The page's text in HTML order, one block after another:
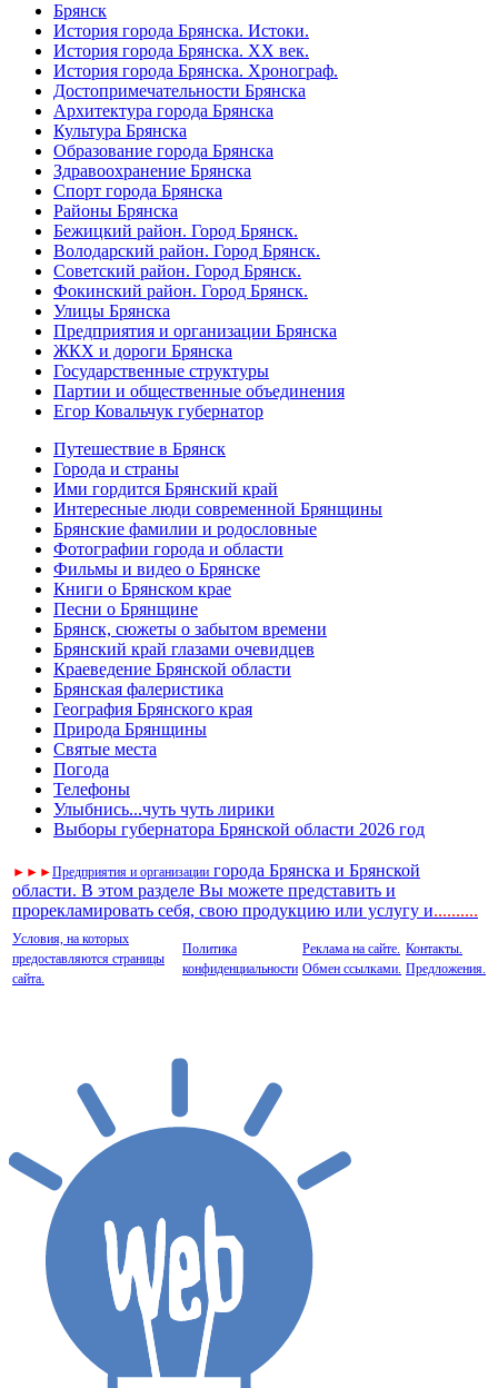
Брянск
История города Брянска. Истоки.
История города Брянска. XX век.
История города Брянска. Хронограф.
Достопримечательности Брянска
Архитектура города Брянска
Культура Брянска
Образование города Брянска
Здравоохранение Брянска
Спорт города Брянска
Районы Брянска
Бежицкий район. Город Брянск.
Володарский район. Город Брянск.
Советский район. Город Брянск.
Фокинский район. Город Брянск.
Улицы Брянска
Предприятия и организации Брянска
ЖКХ и дороги Брянска
Государственные структуры
Партии и общественные объединения
Егор Ковальчук губернатор
Путешествие в Брянск
Города и страны
Ими гордится Брянский край
Интересные люди современной Брянщины
Брянские фамилии и родословные
Фотографии города и области
Фильмы и видео о Брянске
Книги о Брянском крае
Песни о Брянщине
Брянск, сюжеты о забытом времени
Брянский край глазами очевидцев
Краеведение Брянской области
Брянская фалеристика
География Брянского края
Природа Брянщины
Святые места
Погода
Телефоны
Улыбнись...чуть чуть лирики
Выборы губернатора Брянской области 2026 год
► ► ►Предприятия и организации города Брянска и Брянской
области. В этом разделе Вы можете представить и
прорекламировать себя, свою продукцию или услугу и..........
Условия, на которых
предоставляются страницы
сайта.
Политика
конфиденциальности
Реклама на сайте.
Обмен ссылками.
Контакты.
Предложения.